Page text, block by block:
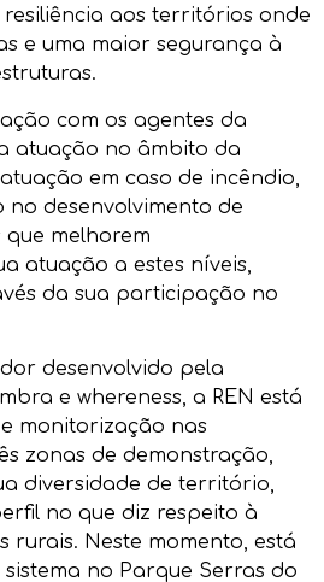
aos territórios onde
e uma maior segurança à
com os agentes da
atuação no âmbito da
em caso de incêndio,
no desenvolvimento de
melhorem
atuação a estes níveis,
da sua participação no
desenvolvido pela
e whereness, a REN está
monitorização nas
zonas de demonstração,
diversidade de território,
no que diz respeito à
rurais. Neste momento, está
no Parque Serras do